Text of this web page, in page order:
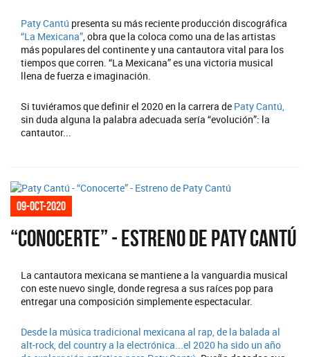
Paty Cantú presenta su más reciente producción discográfica
“La Mexicana” , obra que la coloca como una de las artistas
más populares del continente y una cantautora vital para los
tiempos que corren. “La Mexicana” es una victoria musical
llena de fuerza e imaginación.
Si tuviéramos que definir el 2020 en la carrera de Paty Cantú,
sin duda alguna la palabra adecuada sería “evolución”: la
cantautor...
09-oct-2020
“Conocerte” - Estreno de Paty Cantú
La cantautora mexicana se mantiene a la vanguardia musical
con este nuevo single, donde regresa a sus raíces pop para
entregar una composición simplemente espectacular.
Desde la música tradicional mexicana al rap, de la balada al
alt-rock, del country a la electrónica...el 2020 ha sido un año